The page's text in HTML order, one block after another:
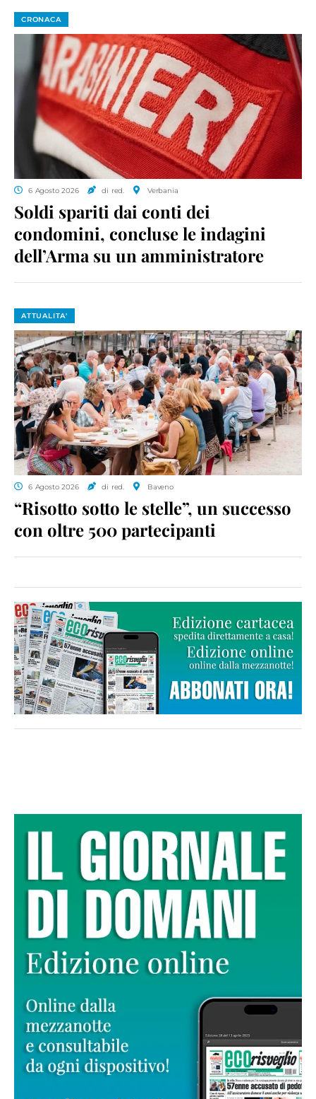
CRONACA
6 Agosto 2026 di red. Verbania
Soldi spariti dai conti dei
condomini, concluse le indagini
dell’Arma su un amministratore
ATTUALITA'
6 Agosto 2026 di red. Baveno
“Risotto sotto le stelle”, un successo
con oltre 500 partecipanti